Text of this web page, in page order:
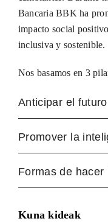
Bancaria BBK ha
impacto social
inclusiva y sostenible.
Nos basamos en 3
Anticipar el futuro
Promover la
Formas de hacer
Kuna kideak